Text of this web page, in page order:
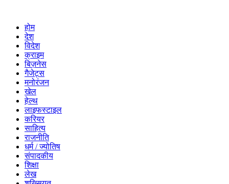
होम
देश
विदेश
क्राइम
बिज़नेस
गैजेट्स
मनोरंजन
खेल
हेल्थ
लाइफस्टाइल
करियर
साहित्य
राजनीति
धर्म / ज्योतिष
संपादकीय
शिक्षा
लेख